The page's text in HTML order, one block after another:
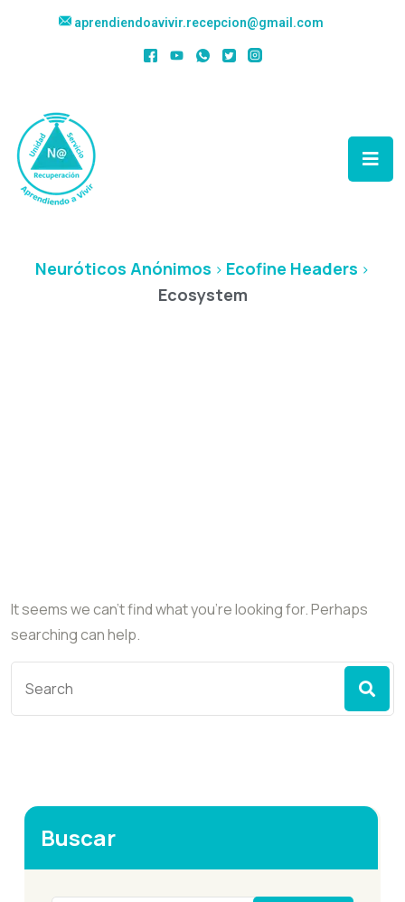
aprendiendoavivir.recepcion@gmail.com
Neuróticos Anónimos > Ecofine Headers >
Ecosystem
It seems we can’t find what you’re looking for. Perhaps
searching can help.
Buscar